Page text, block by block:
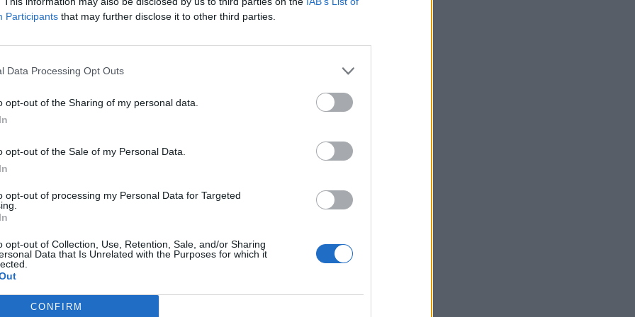
Participants that may further disclose it to other third parties.
Data Processing Opt Outs
opt-out of the Sharing of my personal data.
opt-out of the Sale of my Personal Data.
opt-out of processing my Personal Data for Targeted
opt-out of Collection, Use, Retention, Sale, and/or Sharing
Data that Is Unrelated with the Purposes for which it
CONFIRM
tempóban emelkedő fogyasztási kereslet is, ami a túlhevülés biztos jele. Ez
portfolio.hu hírarchívumához tartozik, melynek olvasása előfizetéses
tartalmazza:
elmúlt 2 év napon belüli
Előfizetés
VAGY? BEJELENTKEZÉS